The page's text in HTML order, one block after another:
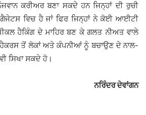
ਕਰੀਅਰ ਬਣਾ ਸਕਦੇ ਹਨ ਜਿਨ੍ਹਾਂ ਦੀ ਰੁਚੀ
ਵਿਚ ਹੈ ਜਾਂ ਫਿਰ ਜਿਨ੍ਹਾਂ ਨੇ ਕੋਈ ਆਈਟੀ
ਹੈਕਿੰਗ ਦੇ ਮਾਹਿਰ ਬਣ ਕੇ ਗਲਤ ਨੀਅਤ ਵਾਲੇ
ਤੋਂ ਲੋਕਾਂ ਅਤੇ ਕੰਪਨੀਆਂ ਨੂੰ ਬਚਾਉਣ ਦੇ ਨਾਲ-
ਸਿਖਾ ਸਕਦੇ ਹੋ।
ਨਰਿੰਦਰ ਦੇਵਾਂਗਨ